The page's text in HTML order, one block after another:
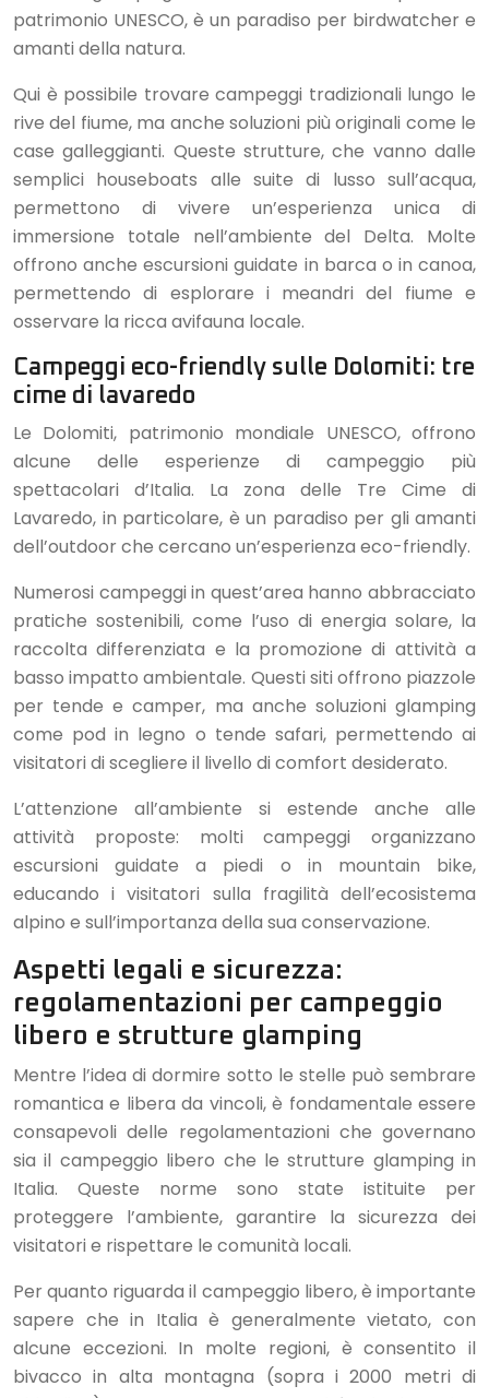
patrimonio UNESCO, è un paradiso per birdwatcher e
amanti della natura.
Qui è possibile trovare campeggi tradizionali lungo le
rive del fiume, ma anche soluzioni più originali come le
case galleggianti. Queste strutture, che vanno dalle
semplici houseboats alle suite di lusso sull’acqua,
permettono di vivere un’esperienza unica di
immersione totale nell’ambiente del Delta. Molte
offrono anche escursioni guidate in barca o in canoa,
permettendo di esplorare i meandri del fiume e
osservare la ricca avifauna locale.
Campeggi eco-friendly sulle Dolomiti: tre
cime di lavaredo
Le Dolomiti, patrimonio mondiale UNESCO, offrono
alcune delle esperienze di campeggio più
spettacolari d’Italia. La zona delle Tre Cime di
Lavaredo, in particolare, è un paradiso per gli amanti
dell’outdoor che cercano un’esperienza eco-friendly.
Numerosi campeggi in quest’area hanno abbracciato
pratiche sostenibili, come l’uso di energia solare, la
raccolta differenziata e la promozione di attività a
basso impatto ambientale. Questi siti offrono piazzole
per tende e camper, ma anche soluzioni glamping
come pod in legno o tende safari, permettendo ai
visitatori di scegliere il livello di comfort desiderato.
L’attenzione all’ambiente si estende anche alle
attività proposte: molti campeggi organizzano
escursioni guidate a piedi o in mountain bike,
educando i visitatori sulla fragilità dell’ecosistema
alpino e sull’importanza della sua conservazione.
Aspetti legali e sicurezza:
regolamentazioni per campeggio
libero e strutture glamping
Mentre l’idea di dormire sotto le stelle può sembrare
romantica e libera da vincoli, è fondamentale essere
consapevoli delle regolamentazioni che governano
sia il campeggio libero che le strutture glamping in
Italia. Queste norme sono state istituite per
proteggere l’ambiente, garantire la sicurezza dei
visitatori e rispettare le comunità locali.
Per quanto riguarda il campeggio libero, è importante
sapere che in Italia è generalmente vietato, con
alcune eccezioni. In molte regioni, è consentito il
bivacco in alta montagna (sopra i 2000 metri di